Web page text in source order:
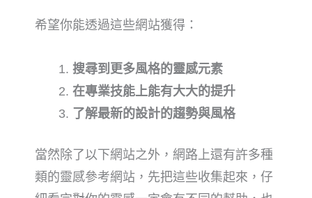
希望你能透過這些網站獲得：
搜尋到更多風格的靈感元素
在專業技能上能有大大的提升
了解最新的設計的趨勢與風格
當然除了以下網站之外，網路上還有許多種
類的靈感參考網站，先把這些收集起來，仔